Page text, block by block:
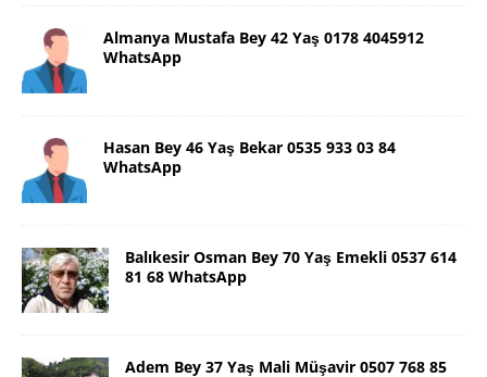
Almanya Mustafa Bey 42 Yaş 0178 4045912
WhatsApp
Hasan Bey 46 Yaş Bekar 0535 933 03 84
WhatsApp
Balıkesir Osman Bey 70 Yaş Emekli 0537 614
81 68 WhatsApp
Adem Bey 37 Yaş Mali Müşavir 0507 768 85